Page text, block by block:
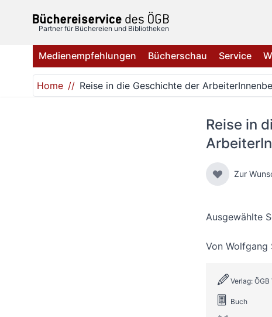
Partner für Büchereien und Bibliotheken
Medienempfehlungen Bücherschau Service
Home Reise in die Geschichte der
Reise in
Zur
Ausgewählte
Von Wolfgang
Verlag: ÖGB
Buch